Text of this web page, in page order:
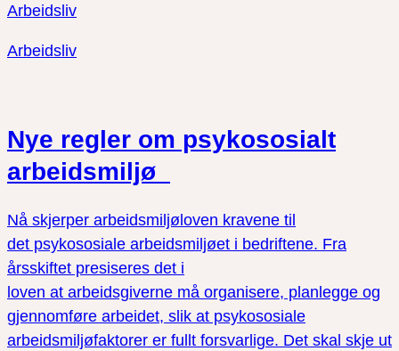
Arbeidsliv
Arbeidsliv
Nye regler om psykososialt
arbeidsmiljø
Nå skjerper arbeidsmiljøloven kravene til
det psykososiale arbeidsmiljøet i bedriftene. Fra
årsskiftet presiseres det i
loven at arbeidsgiverne må organisere, planlegge og
gjennomføre arbeidet, slik at psykososiale
arbeidsmiljøfaktorer er fullt forsvarlige. Det skal skje ut